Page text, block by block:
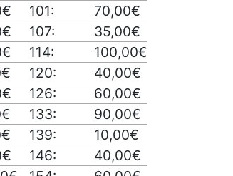
101:
70,00€
107:
35,00€
114:
100,00€
120:
40,00€
126:
60,00€
133:
90,00€
139:
10,00€
146:
40,00€